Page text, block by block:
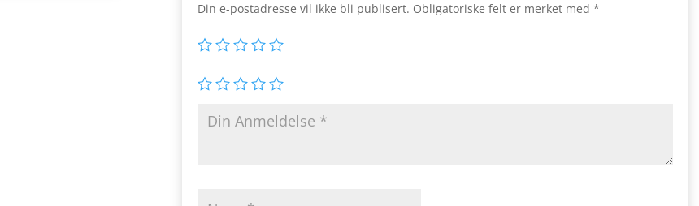
Din e-postadresse vil ikke bli publisert. Obligatoriske felt er merket med *